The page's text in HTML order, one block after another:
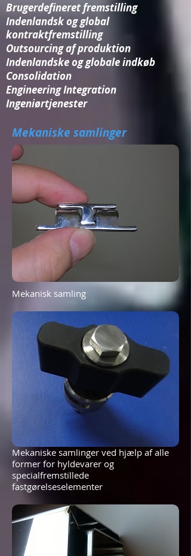
Brugerdefineret fremstilling
Indenlandsk og global
kontraktfremstilling
Outsourcing af produktion
Indenlandske og globale indkøb
Consolidation​
Engineering Integration​
Ingeniørtjenester
Mekaniske samlinger
Mekanisk samling
Mekaniske samlinger ved hjælp af alle
former for hyldevarer og
specialfremstillede
fastgørelseselementer